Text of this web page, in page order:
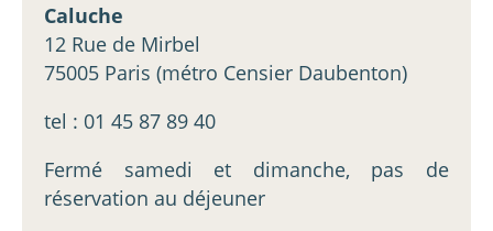
Caluche
12 Rue de Mirbel
75005 Paris (métro Censier Daubenton)
tel : 01 45 87 89 40
Fermé samedi et dimanche, pas de
réservation au déjeuner